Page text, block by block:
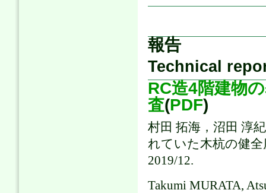
報告
Technical
RC造4階建物
査(PDF)
村田 拓海，沼田 淳
れていた木杭の健全
2019/12.
Takumi MURATA,